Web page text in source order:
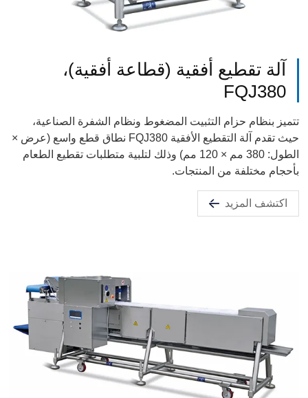
آلة تقطيع أفقية (قطاعة أفقية)،
FQJ380
تتميز بنظام حزام التثبيت المضغوط ونظام الشفرة الصناعية،
حيث تقدم آلة التقطيع الأفقية FQJ380 نطاق قطع واسع (عرض ×
الطول: 380 مم × 120 مم) وذلك لتلبية متطلبات تقطيع الطعام
بأحجام مختلفة من المنتجات.
اكتشف المزيد